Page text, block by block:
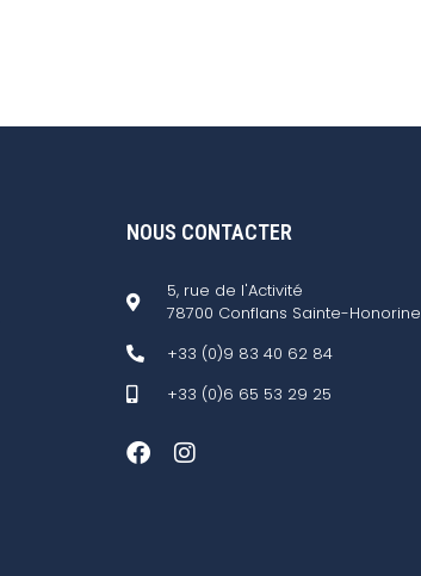
NOUS CONTACTER
5, rue de l'Activité
78700 Conflans Sainte-Honorine
+33 (0)9 83 40 62 84
+33 (0)6 65 53 29 25